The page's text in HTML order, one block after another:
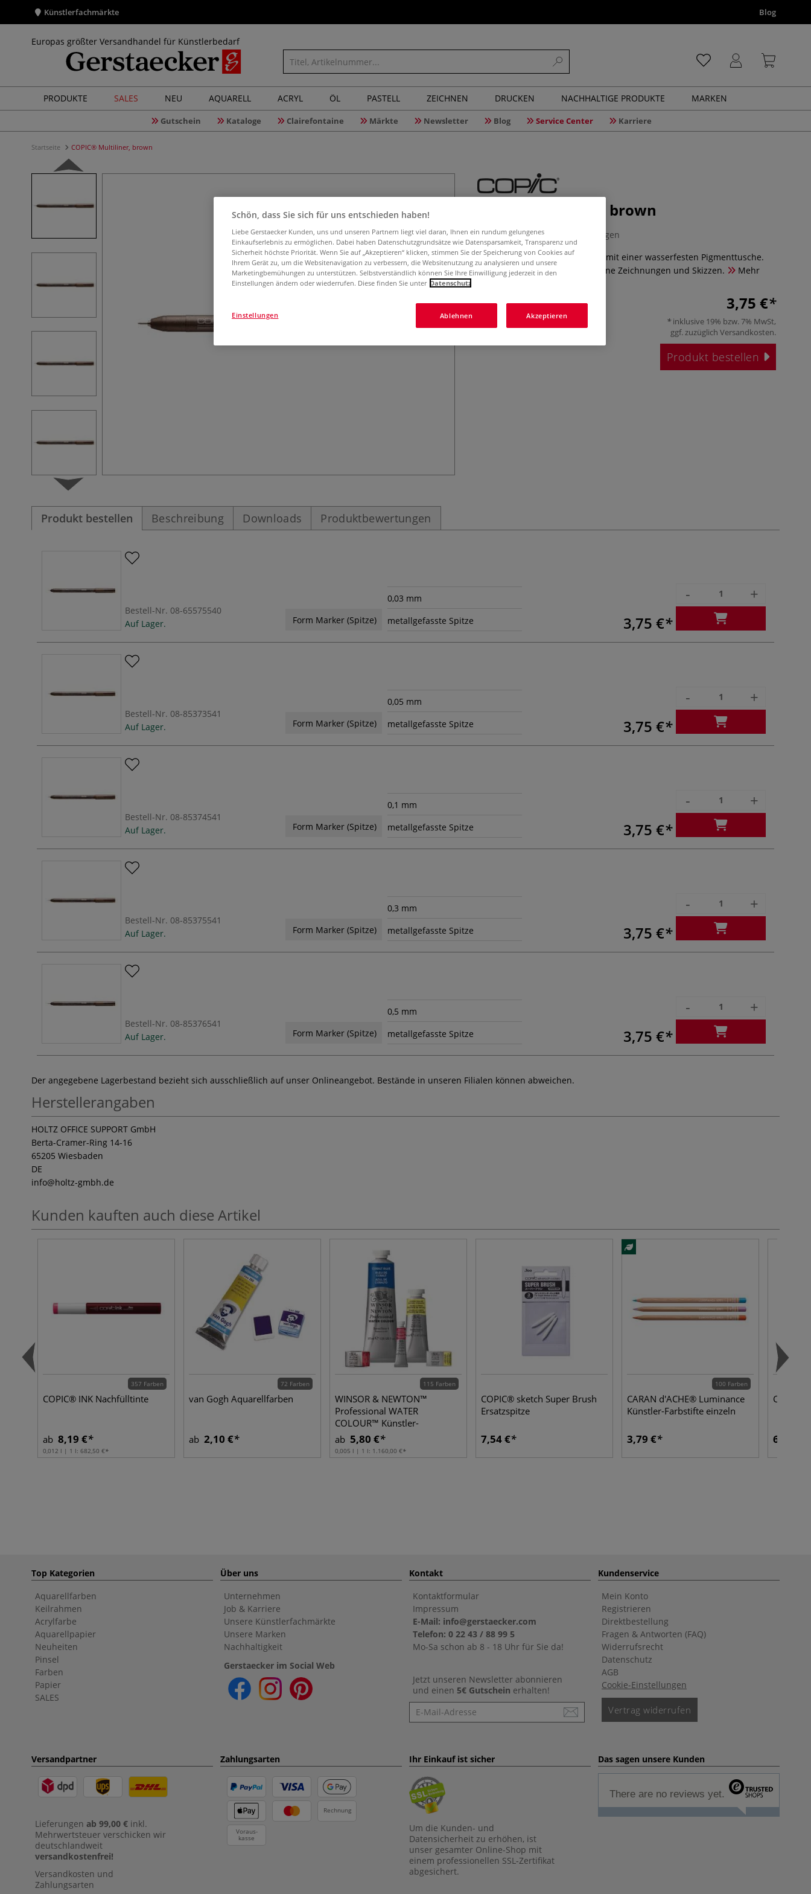
Künstlerfachmärkte Blog
Europas größter Versandhandel für Künstlerbedarf
PRODUKTE SALES NEU AQUARELL ACRYL ÖL PASTELL ZEICHNEN DRUCKEN NACHHALTIGE PRODUKTE MARKEN
Gutschein Kataloge Clairefontaine Märkte Newsletter Blog Service Center Karriere
Startseite COPIC® Multiliner, brown
COPIC® Multiliner, brown
0 Bewertungen
COPIC® Multiliner sind Fineliner mit einer wasserfesten Pigmenttusche.
Die Multiliner sind perfekt für feine Zeichnungen und Skizzen.
Mehr
3,75 €
inklusive 19% bzw. 7% MwSt,
ggf. zuzüglich Versandkosten.
Produkt bestellen
Produkt bestellen Beschreibung Downloads Produktbewertungen
Bestell-Nr. 08-65575540
Auf Lager.
0,03 mm
Form Marker (Spitze)
metallgefasste Spitze 3,75 €
- +
Bestell-Nr. 08-85373541
Auf Lager.
0,05 mm
Form Marker (Spitze)
metallgefasste Spitze 3,75 €
- +
Bestell-Nr. 08-85374541
Auf Lager.
0,1 mm
Form Marker (Spitze)
metallgefasste Spitze 3,75 €
- +
Bestell-Nr. 08-85375541
Auf Lager.
0,3 mm
Form Marker (Spitze)
metallgefasste Spitze 3,75 €
- +
Bestell-Nr. 08-85376541
Auf Lager.
0,5 mm
Form Marker (Spitze)
metallgefasste Spitze 3,75 €
- +
Der angegebene Lagerbestand bezieht sich ausschließlich auf unser Onlineangebot. Bestände in unseren Filialen können abweichen.
Herstellerangaben
HOLTZ OFFICE SUPPORT GmbH
Berta-Cramer-Ring 14-16
65205 Wiesbaden
DE
info@holtz-gmbh.de
Kunden kauften auch diese Artikel
357 Farben
COPIC® INK Nachfülltinte
ab 8,19 €
0,012 l | 1 l: 682,50 €
72 Farben
van Gogh Aquarellfarben
ab 2,10 €
115 Farben
WINSOR & NEWTON™
Professional WATER
COLOUR™ Künstler-
Aquarellfarbe, einzeln
ab 5,80 €
0,005 l | 1 l: 1.160,00 €
COPIC® sketch Super Brush
Ersatzspitze
7,54 €
100 Farben
CARAN d'ACHE® Luminance
Künstler-Farbstifte einzeln
3,79 €
COPIC®
6,44 €
Top Kategorien
Aquarellfarben
Keilrahmen
Acrylfarbe
Aquarellpapier
Neuheiten
Pinsel
Farben
Papier
SALES
Über uns
Unternehmen
Job & Karriere
Unsere Künstlerfachmärkte
Unsere Marken
Nachhaltigkeit
Gerstaecker im Social Web
Kontakt
Kontaktformular
Impressum
E-Mail: info@gerstaecker.com
Telefon: 0 22 43 / 88 99 5
Mo-Sa schon ab 8 - 18 Uhr für Sie da!
Jetzt unseren Newsletter abonnieren
und einen 5€ Gutschein erhalten!
Newsletter
Kundenservice
Mein Konto
Registrieren
Direktbestellung
Fragen & Antworten (FAQ)
Widerrufsrecht
Datenschutz
AGB
Cookie-Einstellungen
Vertrag widerrufen
Versandpartner
Lieferungen ab 99,00 € inkl.
Mehrwertsteuer verschicken wir
deutschlandweit
versandkostenfrei!
Versandkosten und
Zahlungsarten
Zahlungsarten
Rechnung
Voraus-
kasse
Ihr Einkauf ist sicher
Um die Kunden- und
Datensicherheit zu erhöhen, ist
unser gesamter Online-Shop mit
einem professionellen SSL-Zertifikat
abgesichert.
Das sagen unsere Kunden
There are no reviews yet.
Schön, dass Sie sich für uns entschieden haben!
Liebe Gerstaecker Kunden, uns und unseren Partnern liegt viel daran, Ihnen ein rundum gelungenes
Einkaufserlebnis zu ermöglichen. Dabei haben Datenschutzgrundsätze wie Datensparsamkeit, Transparenz und
Sicherheit höchste Priorität. Wenn Sie auf „Akzeptieren“ klicken, stimmen Sie der Speicherung von Cookies auf
Ihrem Gerät zu, um die Websitenavigation zu verbessern, die Websitenutzung zu analysieren und unsere
Marketingbemühungen zu unterstützen. Selbstverständlich können Sie Ihre Einwilligung jederzeit in den
Einstellungen ändern oder wiederrufen. Diese finden Sie unter Datenschutz
Ablehnen Akzeptieren
Einstellungen